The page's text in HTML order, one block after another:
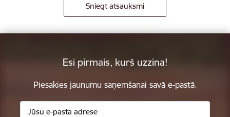
Sniegt atsauksmi
Esi pirmais, kurš uzzina!
Piesakies jaunumu saņemšanai savā e-pastā.